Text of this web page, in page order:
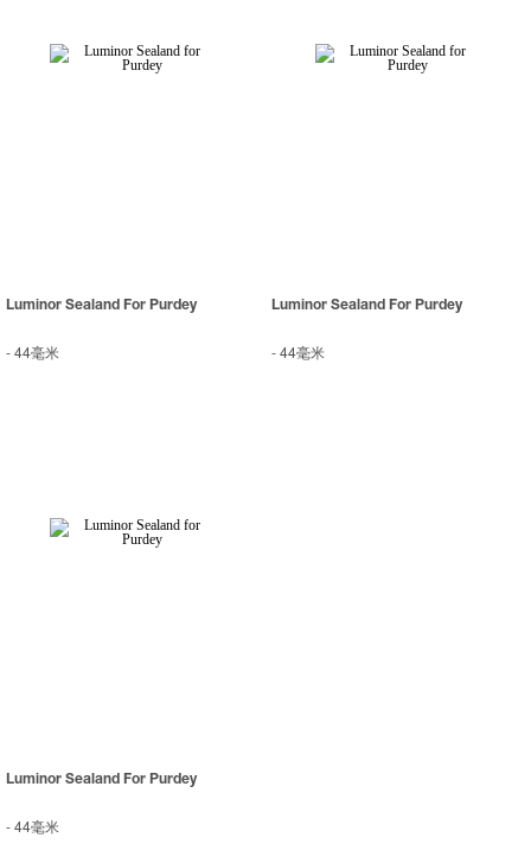
Luminor Sealand For Purdey
-44毫米
Luminor Sealand For Purdey
-44毫米
Luminor Sealand For Purdey
-44毫米